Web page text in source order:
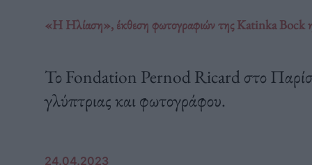
«Η Ηλίαση», έκθεση φωτογραφιών της Katinka Bock η
Το Fondation Pernod Ricard στο Παρίσι
γλύπτριας και φωτογράφου.
24.04.2023